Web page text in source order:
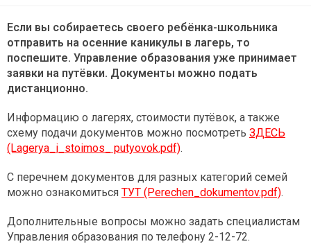
Если вы собираетесь своего ребёнка-школьника
отправить на осенние каникулы в лагерь, то
поспешите. Управление образования уже принимает
заявки на путёвки. Документы можно подать
дистанционно.
Информацию о лагерях, стоимости путёвок, а также
схему подачи документов можно посмотреть ЗДЕСЬ
(Lagerya_i_stoimos_ putyovok.pdf).
С перечнем документов для разных категорий семей
можно ознакомиться ТУТ (Perechen_dokumentov.pdf).
Дополнительные вопросы можно задать специалистам
Управления образования по телефону 2-12-72.